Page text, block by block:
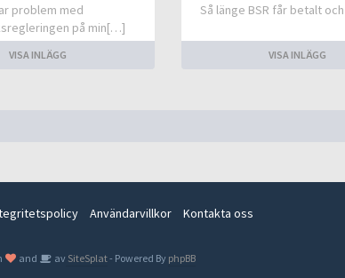
problem med
på min[…]
VISA INLÄGG
Så länge BSR får betalt
VISA INLÄGG
Användarvillkor Kontakta oss
and av SiteSplat- Powered By phpBB